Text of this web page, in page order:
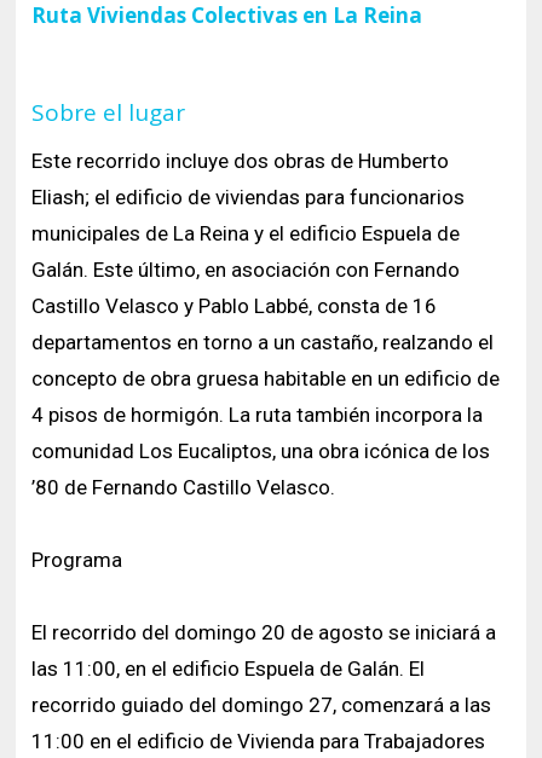
Ruta Viviendas Colectivas en La Reina
Sobre el lugar
Este recorrido incluye dos obras de Humberto
Eliash; el edificio de viviendas para funcionarios
municipales de La Reina y el edificio Espuela de
Galán. Este último, en asociación con Fernando
Castillo Velasco y Pablo Labbé, consta de 16
departamentos en torno a un castaño, realzando el
concepto de obra gruesa habitable en un edificio de
4 pisos de hormigón. La ruta también incorpora la
comunidad Los Eucaliptos, una obra icónica de los
’80 de Fernando Castillo Velasco.
Programa
El recorrido del domingo 20 de agosto se iniciará a
las 11:00, en el edificio Espuela de Galán. El
recorrido guiado del domingo 27, comenzará a las
11:00 en el edificio de Vivienda para Trabajadores